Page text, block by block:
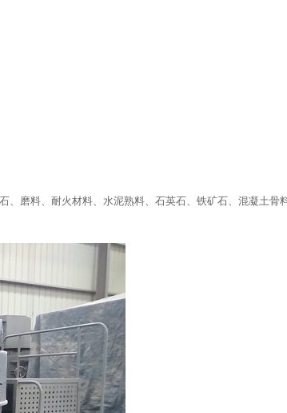
磨料、耐火材料、水泥熟料、石英石、铁矿石、混凝土骨